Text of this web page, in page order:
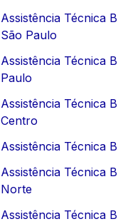
Assistência Técnica
São Paulo
Assistência Técnica
Paulo
Assistência Técnica
Centro
Assistência Técnica
Assistência Técnica
Norte
Assistência Técnica